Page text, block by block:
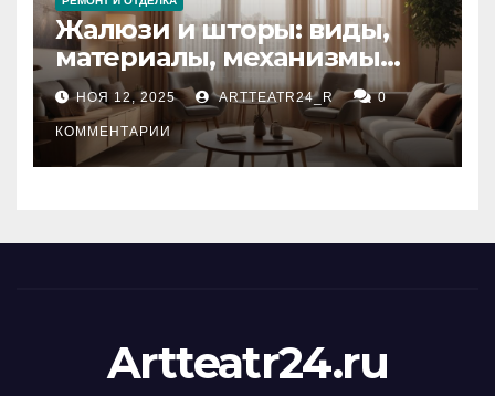
Жалюзи и шторы: виды,
материалы, механизмы
управления и уход
НОЯ 12, 2025 ARTTEATR24_R 0
КОММЕНТАРИИ
Artteatr24.ru